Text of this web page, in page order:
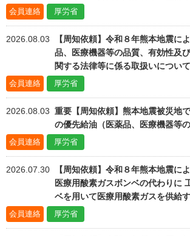
会報誌・本部活動報告
地域本部のページ
MGR
利用規約
プライバシーポリシー
特定商取引法に基づく表記
会員連絡 厚労省
2026.08.03
【周知依頼】令和８年熊本地震に
品、医療機器等の品質、有効性及
関する法律等に係る取扱いについ
会員連絡 厚労省
2026.08.03 重要【周知依頼】熊本地震被災地
の優先給油（医薬品、医療機器等
会員連絡 厚労省
2026.07.30
【周知依頼】令和８年熊本地震に
医療用酸素ガスボンベの代わりに
ベを用いて医療用酸素ガスを供給
会員連絡 厚労省